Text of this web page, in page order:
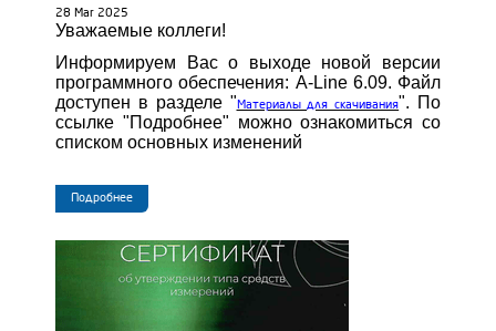
28 Mar 2025
Уважаемые коллеги!
Информируем Вас о выходе новой версии
программного обеспечения: A-Line 6.09. Файл
доступен в разделе " Материалы для скачивания". По
ссылке "Подробнее" можно ознакомиться со
списком основных изменений
Подробнее